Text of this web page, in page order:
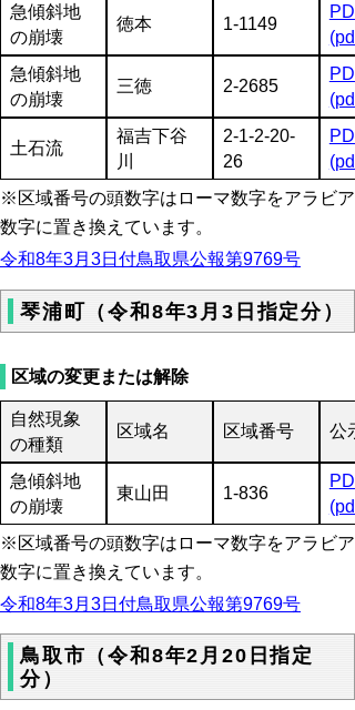
急傾斜地
の崩壊
徳本 1-1149
急傾斜地
の崩壊
三徳 2-2685
土石流
福吉下谷
川
2-1-2-20-
26
※区域番号の頭数字はローマ数字をアラビア
数字に置き換えています。
令和8年3月3日付鳥取県公報第9769号
琴浦町（令和8年3月3日指定分）
区域の変更または解除
自然現象
の種類
区域名 区域番号 公
急傾斜地
の崩壊
東山田 1-836
※区域番号の頭数字はローマ数字をアラビア
数字に置き換えています。
令和8年3月3日付鳥取県公報第9769号
鳥取市（令和8年2月20日指定
分）